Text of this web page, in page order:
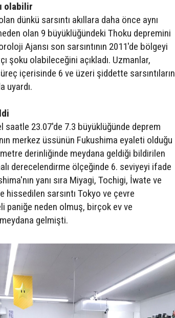
olabilir
dünkü sarsıntı akıllara daha önce aynı
olan 9 büyüklüğündeki Thoku depremini
Ajansı son sarsıntının 2011'de bölgeyi
şoku olabileceğini açıkladı. Uzmanlar,
içerisinde 6 ve üzeri şiddette sarsıntıların
uyardı.
saatle 23.07'de 7.3 büyüklüğünde deprem
merkez üssünün Fukushima eyaleti olduğu
derinliğinde meydana geldiği bildirilen
derecelendirme ölçeğinde 6. seviyeyi ifade
yanı sıra Miyagi, Tochigi, İwate ve
hissedilen sarsıntı Tokyo ve çevre
paniğe neden olmuş, birçok ev ve
gelmişti.